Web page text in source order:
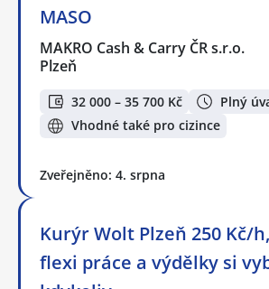
MASO
MAKRO Cash & Carry ČR s.r.o.
Plzeň
32 000 – 35 700 Kč
Plný
Vhodné také pro cizince
Zveřejněno: 4. srpna
Kurýr Wolt Plzeň 250 Kč/h,
flexi práce a výdělky si